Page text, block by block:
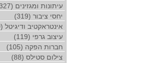
עיתונות ומגזינים (327)
יחסי ציבור (319)
אינטראקטיב ודיגיטל (190)
עיצוב גרפי (119)
חברות הפקה (105)
צילום סטילס (88)